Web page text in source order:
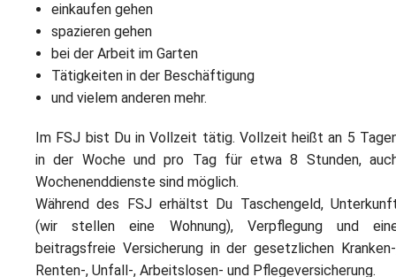
einkaufen gehen
spazieren gehen
bei der Arbeit im Garten
Tätigkeiten in der Beschäftigung
und vielem anderen mehr.
Im FSJ bist Du in Vollzeit tätig. Vollzeit heißt an 5
in der Woche und pro Tag für etwa 8 Stunden,
Wochenenddienste sind möglich.
Während des FSJ erhältst Du Taschengeld,
(wir stellen eine Wohnung), Verpflegung und
beitragsfreie Versicherung in der gesetzlichen
Renten-, Unfall-, Arbeitslosen- und Pflegeversicherung.